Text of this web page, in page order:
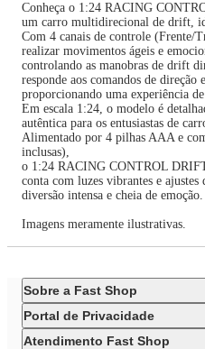
Conheça o 1:24 RACING
um carro multidirecional de drift,
Com 4 canais de controle (Frente/
realizar movimentos ágeis e
controlando as manobras de drift
responde aos comandos de direção
proporcionando uma experiência
Em escala 1:24, o modelo é
autêntica para os entusiastas de
Alimentado por 4 pilhas AAA e
inclusas),
o 1:24 RACING CONTROL
conta com luzes vibrantes e
diversão intensa e cheia de emoção.
Imagens meramente ilustrativas.
Sobre a Fast Shop
Portal de Privacidade
Atendimento Fast Shop